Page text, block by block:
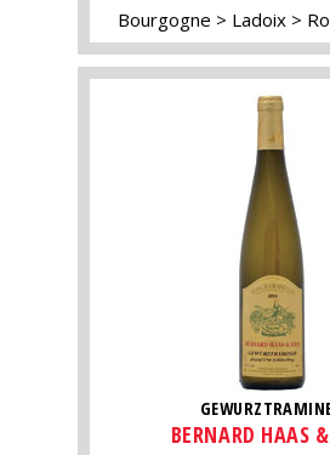
Bourgogne Ladoix
BERNARD HAAS